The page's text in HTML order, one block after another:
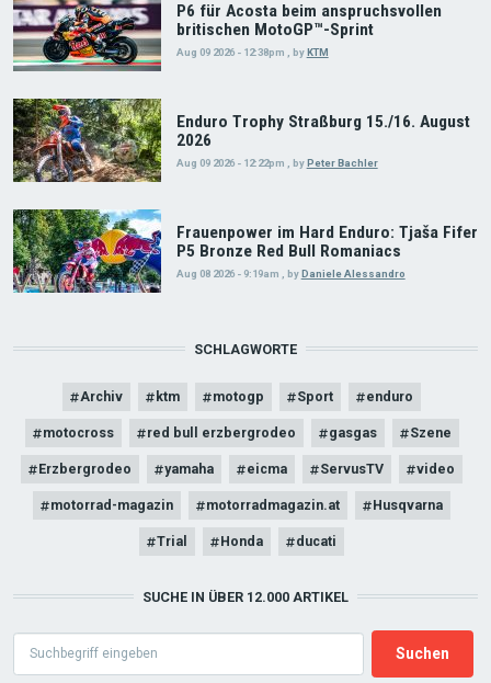
P6 für Acosta beim anspruchsvollen
britischen MotoGP™-Sprint
Aug 09 2026 - 12:38pm , byKTM
Enduro Trophy Straßburg 15./16. August
2026
Aug 09 2026 - 12:22pm byPeter Bachler
Frauenpower im Hard Enduro: Tjaša Fifer
P5 Bronze Red Bull Romaniacs
Aug 08 2026 - 9:19am byDaniele Alessandro
SCHLAGWORTE
Archiv ktm motogp Sport enduro
motocross red bull erzbergrodeo gasgas Szene
Erzbergrodeo yamaha eicma ServusTV video
motorrad-magazin motorradmagazin.at Husqvarna
Trial Honda ducati
SUCHE IN ÜBER 12.000 ARTIKEL